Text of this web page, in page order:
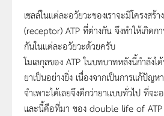
เซลล์ในแต่ละอวัยวะของเราจะมีโครงสร้า
(receptor) ATP ที่ต่างกัน จึงทำให้เกิด
กันในแต่ละอวัยวะด้วยครับ
โมเลกุลของ ATP ในบทบาทหลังนี้กำลัง
ยาเป็นอย่างยิ่ง เนื่องจากเป็นการแก้ปัญ
จำเพาะได้เลยจึงดีกว่ายาแบบทั่วไป ที่จะ
และนี้คือที่มา ของ double life of